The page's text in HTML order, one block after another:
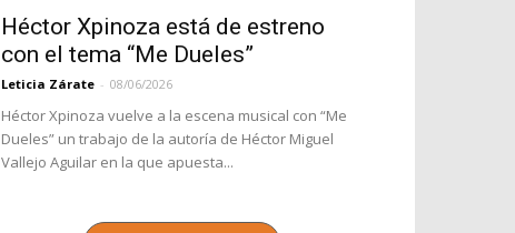
Héctor Xpinoza está de estreno
con el tema “Me Dueles”
Leticia Zárate - 08/06/2026
Héctor Xpinoza vuelve a la escena musical con “Me
Dueles” un trabajo de la autoría de Héctor Miguel
Vallejo Aguilar en la que apuesta...